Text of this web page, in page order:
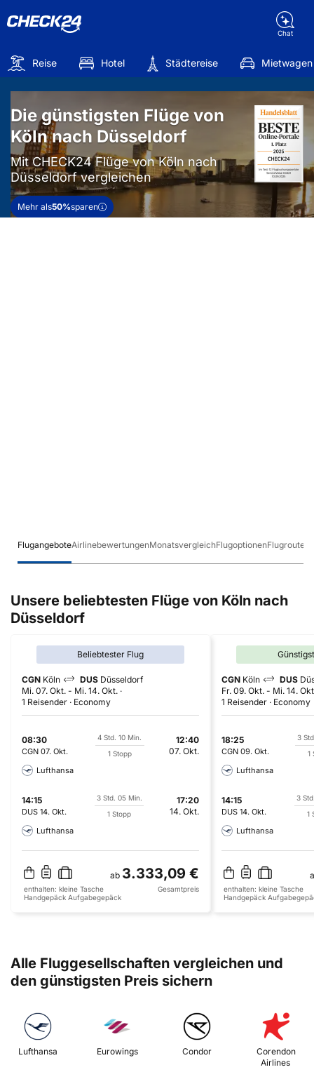
Chat
Reise Hotel Städtereise Mietwagen
Die günstigsten Flüge von
Köln nach Düsseldorf
Mit CHECK24 Flüge von Köln nach
Düsseldorf vergleichen
Mehr als50%sparen
FlugangeboteAirlinebewertungenMonatsvergleichFlugoptionenFlugrouten
Unsere beliebtesten Flüge von Köln nach
Düsseldorf
Beliebtester Flug
CGN Köln DUS Düsseldorf
Mi. 07. Okt. - Mi. 14. Okt.
1 Reisender
Economy
08:30
CGN 07. Okt.
4 Std. 10 Min.
1 Stopp
12:40
07. Okt.
Lufthansa
14:15
DUS 14. Okt.
3 Std. 05 Min.
1 Stopp
17:20
14. Okt.
Lufthansa
ab 3.333,09 €
enthalten: kleine Tasche
Handgepäck Aufgabegepäck
Gesamtpreis
CGN Köln DUS
Fr. 09. Okt. - Mi. 14.
1 Reisender
Economy
18:25
CGN 09. Okt.
3
1
Lufthansa
14:15
DUS 14. Okt.
3
1
Lufthansa
enthalten: kleine Tasche
Handgepäck
Alle Fluggesellschaften vergleichen und
den günstigsten Preis sichern
Lufthansa Eurowings Condor
Corendon
Airlines